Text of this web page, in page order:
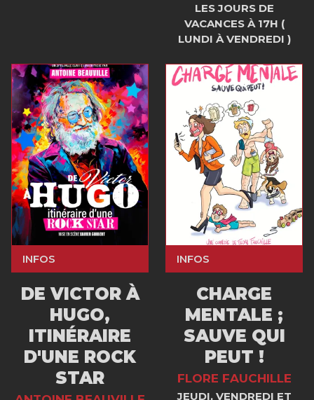
LES JOURS DE
VACANCES À 17H (
LUNDI À VENDREDI )
INFOS
DE VICTOR À
HUGO,
ITINÉRAIRE
D'UNE ROCK
STAR
INFOS
CHARGE
MENTALE ;
SAUVE QUI
PEUT !
FLORE FAUCHILLE
JEUDI, VENDREDI ET